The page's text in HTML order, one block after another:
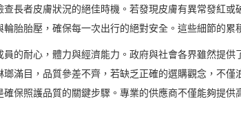
長者皮膚狀況的絕佳時機。若發現皮膚有異常發紅
胎胎壓，確保每一次出行的絕對安全。這些細節的累
的耐心，體力與經濟能力。政府與社會各界雖然提
滿目，品質參差不齊，若缺乏正確的選購觀念，不
保照護品質的關鍵步驟。專業的供應商不僅能夠提